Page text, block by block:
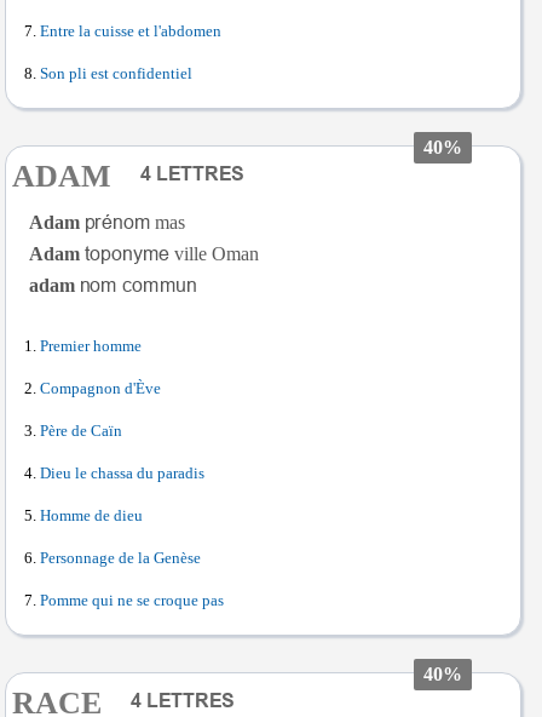
Entre la cuisse et l'abdomen
Son pli est confidentiel
40%
ADAM
Adam
mas
Adam
ville Oman
adam
Premier homme
Compagnon d'Ève
Père de Caïn
Dieu le chassa du paradis
Homme de dieu
Personnage de la Genèse
Pomme qui ne se croque pas
40%
RACE